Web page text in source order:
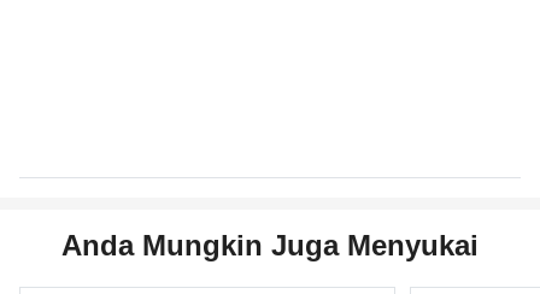
Anda Mungkin Juga Menyukai